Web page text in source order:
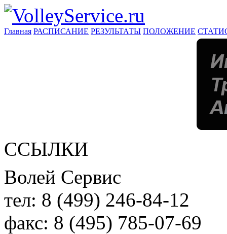
Главная РАСПИСАНИЕ РЕЗУЛЬТАТЫ ПОЛОЖЕНИЕ
ССЫЛКИ
Волей Сервис
тел: 8 (499) 246-84-12
факс: 8 (495) 785-07-69